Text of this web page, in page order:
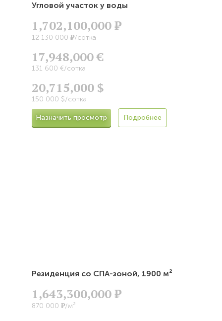
Угловой участок у воды
1,702,100,000Р
12 130 000 Р/сотка
17,948,000 €
131 600 €/сотка
20,715,000 $
150 000 $/сотка
Назначить просмотр Подробнее
Резиденция со СПА-зоной, 1900 м²
1,643,300,000Р
870 000 Р/м²